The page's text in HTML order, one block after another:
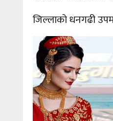
जिल्लाको धनगढी